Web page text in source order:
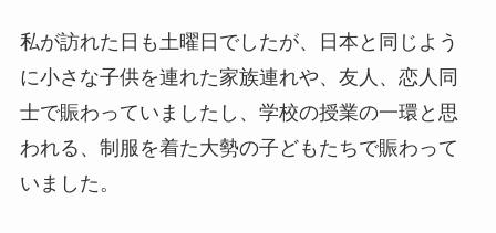
私が訪れた日も土曜日でしたが、日本と同じよう
に小さな子供を連れた家族連れや、友人、恋人同
士で賑わっていましたし、学校の授業の一環と思
われる、制服を着た大勢の子どもたちで賑わって
いました。